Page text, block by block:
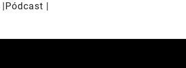
Pódcast